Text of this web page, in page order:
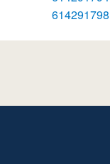
614291798